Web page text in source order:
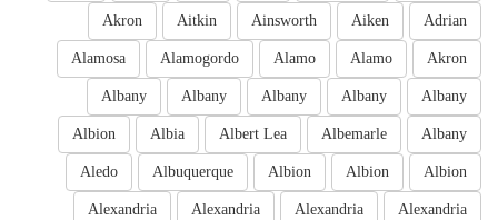
Adrian
Aiken
Ainsworth
Aitkin
Akron
Akron
Alamo
Alamo
Alamogordo
Alamosa
Albany
Albany
Albany
Albany
Albany
Albany
Albemarle
Albert Lea
Albia
Albion
Albion
Albion
Albion
Albuquerque
Aledo
Alexandria
Alexandria
Alexandria
Alexandria